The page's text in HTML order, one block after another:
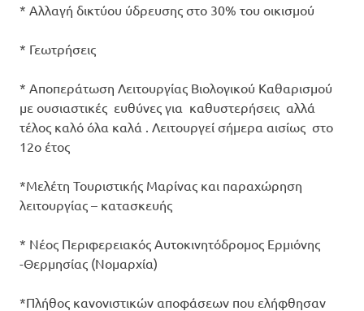
* Αλλαγή δικτύου ύδρευσης στο 30% του οικισμού
* Γεωτρήσεις
* Αποπεράτωση Λειτουργίας Βιολογικού Καθαρισμού
με ουσιαστικές ευθύνες για καθυστερήσεις αλλά
τέλος καλό όλα καλά . Λειτουργεί σήμερα αισίως στο
12ο έτος
*Μελέτη Τουριστικής Μαρίνας και παραχώρηση
λειτουργίας – κατασκευής
* Νέος Περιφερειακός Αυτοκινητόδρομος Ερμιόνης
-Θερμησίας (Νομαρχία)
*Πλήθος κανονιστικών αποφάσεων που ελήφθησαν